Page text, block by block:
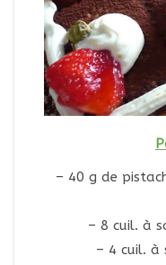
– 40 g de
– 8 cuil. à
– 4 cuil. à